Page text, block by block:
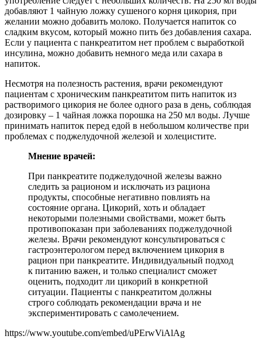
добавляют 1 чайную ложку сушеного корня цикория, при
желании можно добавить молоко. Получается напиток со
сладким вкусом, который можно пить без добавления сахара.
Если у пациента с панкреатитом нет проблем с выработкой
инсулина, можно добавить немного меда или сахара в
напиток.
Несмотря на полезность растения, врачи рекомендуют
пациентам с хроническим панкреатитом пить напиток из
растворимого цикория не более одного раза в день, соблюдая
дозировку – 1 чайная ложка порошка на 250 мл воды. Лучше
принимать напиток перед едой в небольшом количестве при
проблемах с поджелудочной железой и холецистите.
Мнение врачей:
При панкреатите поджелудочной железы важно
следить за рационом и исключать из рациона
продукты, способные негативно повлиять на
состояние органа. Цикорий, хоть и обладает
некоторыми полезными свойствами, может быть
противопоказан при заболеваниях поджелудочной
железы. Врачи рекомендуют консультироваться с
гастроэнтерологом перед включением цикория в
рацион при панкреатите. Индивидуальный подход
к питанию важен, и только специалист сможет
оценить, подходит ли цикорий в конкретной
ситуации. Пациенты с панкреатитом должны
строго соблюдать рекомендации врача и не
экспериментировать с самолечением.
https://www.youtube.com/embed/uPErwViAlAg